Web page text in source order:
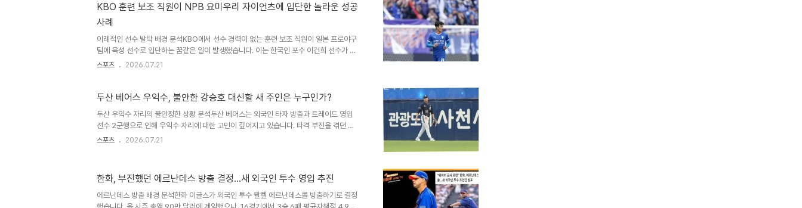
록해야 합니다. 고우석 선수가 LG 트윈스로 복귀하여 가을야구 자격을 얻으려면, 미네소타
구단과의 신분 정리 및 KBO 사무국의 계약 승인 절차를 31일 이전에 완료해야 합니다. LG
트윈스의 고우석 복귀 타진 및 고우석의 미국 무대 도전LG 트윈스는 고우석..
KBO 훈련 보조 직원이 NPB 요미우리 자이언츠에 입단한 놀라운 성공
사례
이례적인 선수 발탁 배경 분석KBO에서 선수 경력이 없는 훈련 보조 직원이 일본 프로야구
팀에 육성 선수로 입단하는 꿈같은 일이 발생했습니다. 이는 한국인 포수 이건희 선수가 일
본 프로야구 NPB의 요미우리 자이언츠와 육성 선수 계약을 체결하면서 알려졌습니다. 이
보였으나 KBO 신인 드래프트에서 지명받지 못했습니다. 졸업 후 NC 다이노스에서 훈련
를 하고 일본에서의 선수 생활을 모색했습니다. 새로운 기회와 미래 전망이건희 선수는 하..
스포츠 2026.07.21
두산 베어스 우익수, 불안한 강승호 대신할 새 주인은 누구인가?
두산 우익수 자리의 불안정한 상황 분석두산 베어스는 외국인 타자 방출과 트레이드 영입
선수 2군행으로 인해 우익수 자리에 대한 고민이 깊어지고 있습니다. 타격 부진을 겪던 류
승민 선수가 2군으로 내려가면서 우익수 자리가 공석이 되었습니다. 이에 따라 타격감이 좋
외야 수비 경험을 쌓게 할 계획입니다. 감독은 강승호 선수의 외야 수비에 대해 솔직히 불안
감을 표하면서도, 타격감을 살리기 위해 기용할 수밖에 없다는 입장을 전했습니다. 향후
우..
스포츠 2026.07.21
한화, 부진했던 에르난데스 방출 결정…새 외국인 투수 영입 추진
에르난데스 방출 배경 분석한화 이글스가 외국인 투수 윌켈 에르난데스를 방출하기로 결정